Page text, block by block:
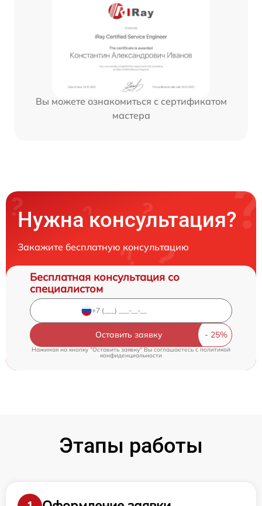
Вы можете ознакомиться с сертификатом
мастера
Нужна консультация?
Закажите бесплатную консультацию
Бесплатная консультация со
специалистом
Оставить заявку
Нажимая на кнопку "Оставить заявку" Вы соглашаетесь cполитикой
конфиденциальности
Этапы работы